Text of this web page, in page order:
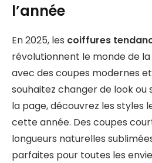
l’année
En 2025, les coiffures
révolutionnent le monde de
avec des coupes modernes et
souhaitez changer de look
la page, découvrez les styles
cette année. Des coupes
longueurs naturelles
parfaites pour toutes les